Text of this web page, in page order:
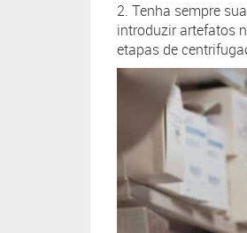
2. Tenha sempre
introduzir artefatos
etapas de